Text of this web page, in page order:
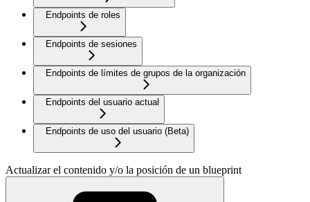
Endpoints de roles
Endpoints de sesiones
Endpoints de límites de grupos de la organización
Endpoints del usuario actual
Endpoints de uso del usuario (Beta)
Actualizar el contenido y/o la posición de un blueprint